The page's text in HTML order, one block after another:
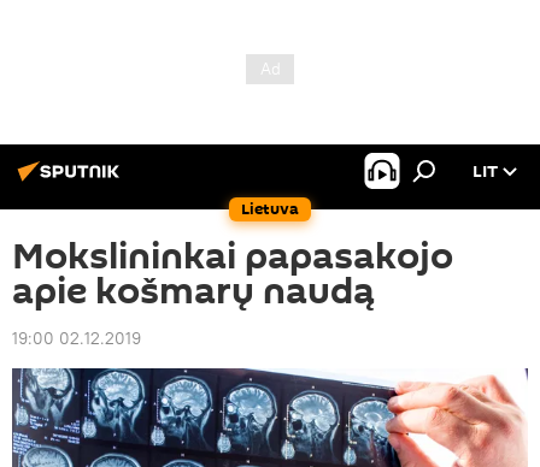
Lietuva
LIT
Mokslininkai papasakojo
apie košmarų naudą
19:00 02.12.2019